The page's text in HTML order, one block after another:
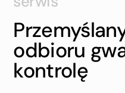
odbioru
kontrolę